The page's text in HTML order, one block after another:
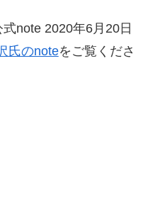
note 2020年6月20日
氏のnoteをご覧くださ